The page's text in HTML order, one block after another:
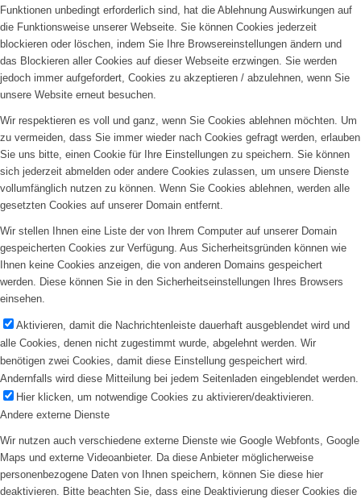
Funktionen unbedingt erforderlich sind, hat die Ablehnung Auswirkungen auf
die Funktionsweise unserer Webseite. Sie können Cookies jederzeit
blockieren oder löschen, indem Sie Ihre Browsereinstellungen ändern und
das Blockieren aller Cookies auf dieser Webseite erzwingen. Sie werden
jedoch immer aufgefordert, Cookies zu akzeptieren / abzulehnen, wenn Sie
unsere Website erneut besuchen.
Wir respektieren es voll und ganz, wenn Sie Cookies ablehnen möchten. Um
zu vermeiden, dass Sie immer wieder nach Cookies gefragt werden, erlauben
Sie uns bitte, einen Cookie für Ihre Einstellungen zu speichern. Sie können
sich jederzeit abmelden oder andere Cookies zulassen, um unsere Dienste
vollumfänglich nutzen zu können. Wenn Sie Cookies ablehnen, werden alle
gesetzten Cookies auf unserer Domain entfernt.
Wir stellen Ihnen eine Liste der von Ihrem Computer auf unserer Domain
gespeicherten Cookies zur Verfügung. Aus Sicherheitsgründen können wie
Ihnen keine Cookies anzeigen, die von anderen Domains gespeichert
werden. Diese können Sie in den Sicherheitseinstellungen Ihres Browsers
einsehen.
Aktivieren, damit die Nachrichtenleiste dauerhaft ausgeblendet wird und
alle Cookies, denen nicht zugestimmt wurde, abgelehnt werden. Wir
benötigen zwei Cookies, damit diese Einstellung gespeichert wird.
Andernfalls wird diese Mitteilung bei jedem Seitenladen eingeblendet werden.
Hier klicken, um notwendige Cookies zu aktivieren/deaktivieren.
Andere externe Dienste
Wir nutzen auch verschiedene externe Dienste wie Google Webfonts, Google
Maps und externe Videoanbieter. Da diese Anbieter möglicherweise
personenbezogene Daten von Ihnen speichern, können Sie diese hier
deaktivieren. Bitte beachten Sie, dass eine Deaktivierung dieser Cookies die